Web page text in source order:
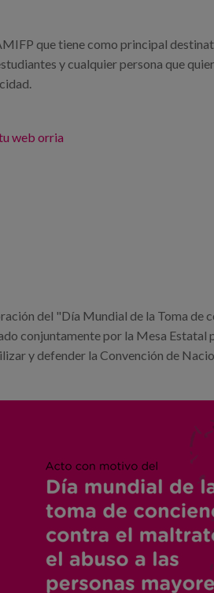
que tiene como principal
y cualquier persona que
web orria
del "Día Mundial de la Toma de
conjuntamente por la Mesa Estatal
y defender la Convención de